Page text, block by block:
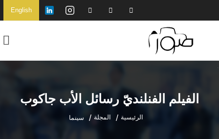
English
الفيلم الفنلنديّ رسائل الأب جاكوب
الرئيسية المجلة سينما